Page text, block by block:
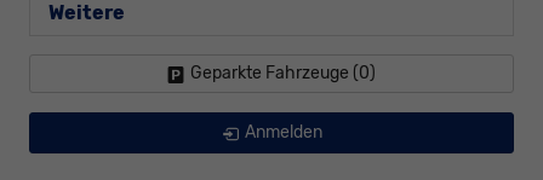
Weitere
Geparkte Fahrzeuge (0)
Anmelden